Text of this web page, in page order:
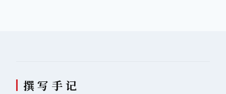
撰 写 手 记